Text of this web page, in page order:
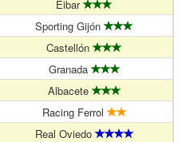
Eibar
Sporting Gijón
Castellón
Granada
Albacete
Racing Ferrol
Real Oviedo